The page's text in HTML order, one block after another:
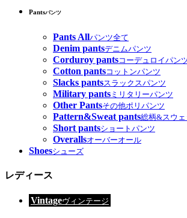
Pantsパンツ
Pants Allパンツ全て
Denim pantsデニムパンツ
Corduroy pantsコーデュロイパン
Cotton pantsコットンパンツ
Slacks pantsスラックスパンツ
Military pants ミリタリーパンツ
Other Pantsその他ポリパンツ
Pattern&Sweat pants総柄&スウ
Short pantsショートパンツ
Overallsオーバーオール
Shoesシューズ
レディース
Vintageヴィンテージ